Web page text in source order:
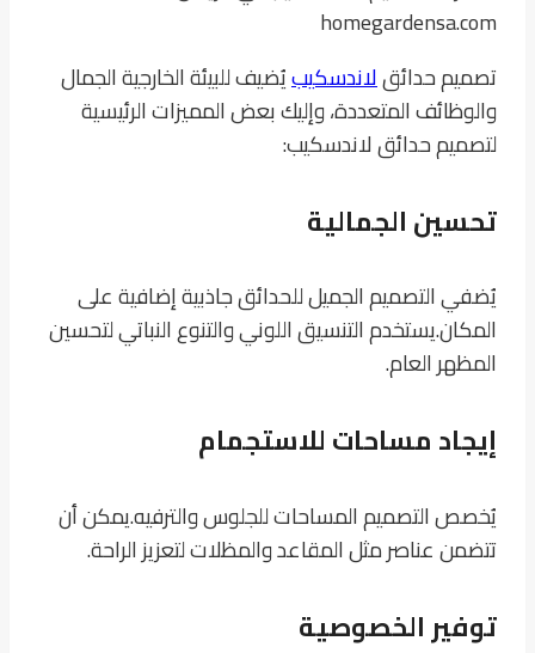
تصميم حدائقلاندسكيبيُضيف للبيئة الخارجية الجمال
والوظائف المتعددة، وإليك بعض المميزات الرئيسية
لتصميم حدائق لاندسكيب:
تحسين الجمالية
يُضفي التصميم الجميل للحدائق جاذبية إضافية على
المكان.يستخدم التنسيق اللوني والتنوع النباتي لتحسين
المظهر العام.
إيجاد مساحات للاستجمام
يُخصص التصميم المساحات للجلوس والترفيه.يمكن أن
تتضمن عناصر مثل المقاعد والمظلات لتعزيز الراحة.
توفير الخصوصية